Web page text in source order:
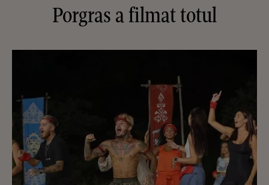
Porgras a filmat totul